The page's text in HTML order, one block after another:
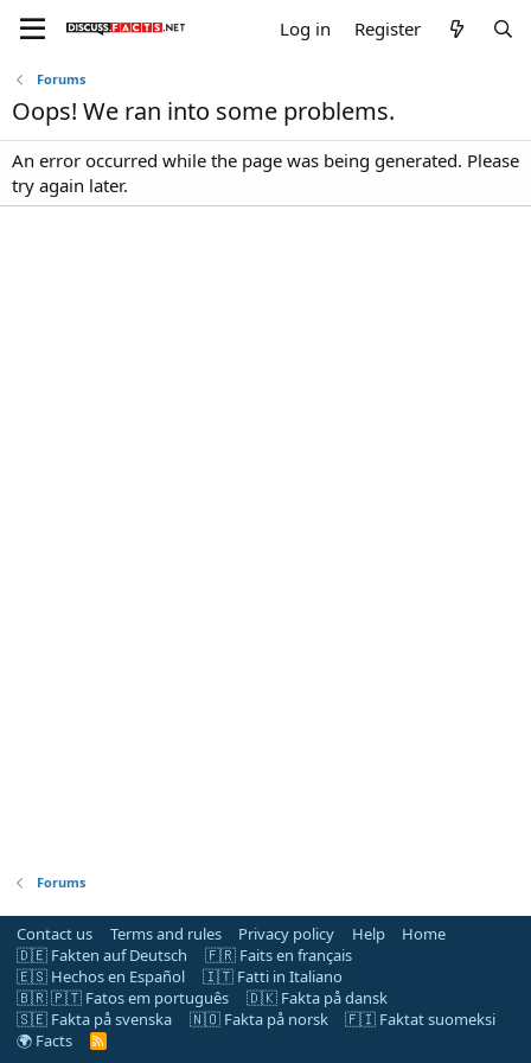
Log in Register
Forums
Oops! We ran into some problems.
An error occurred while the page was being generated. Please
try again later.
Forums
Contact us Terms and rules Privacy policy Help
Home
🇩🇪 Fakten auf Deutsch
🇫🇷 Faits en français
🇪🇸 Hechos en Español
🇮🇹 Fatti in Italiano
🇧🇷 🇵🇹 Fatos em português
🇩🇰 Fakta på dansk
🇸🇪 Fakta på svenska
🇳🇴 Fakta på norsk
🇫🇮 Faktat suomeksi
🌍 Facts
R